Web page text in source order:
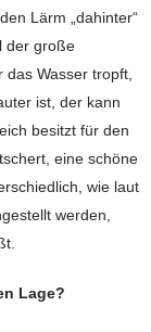
Lärm „dahinter“
der große
Wasser tropft,
ist, der kann
besitzt für den
eine schöne
wie laut
werden,
Lage?